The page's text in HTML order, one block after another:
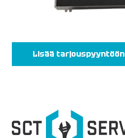
Lisää tarjouspyyntöön